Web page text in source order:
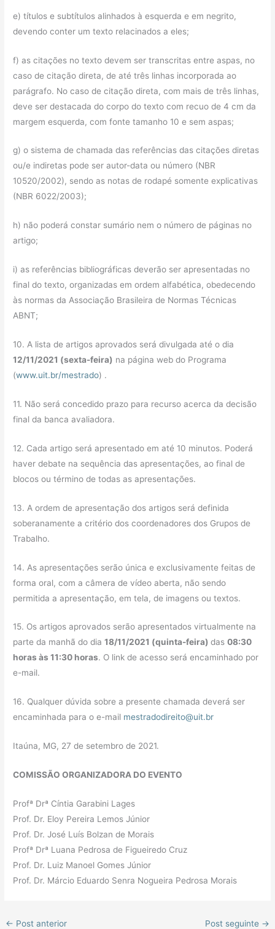
e) títulos e subtítulos alinhados à esquerda e em negrito,
devendo conter um texto relacinados a eles;
f) as citações no texto devem ser transcritas entre aspas, no
caso de citação direta, de até três linhas incorporada ao
parágrafo. No caso de citação direta, com mais de três linhas,
deve ser destacada do corpo do texto com recuo de 4 cm da
margem esquerda, com fonte tamanho 10 e sem aspas;
g) o sistema de chamada das referências das citações diretas
ou/e indiretas pode ser autor-data ou número (NBR
10520/2002), sendo as notas de rodapé somente explicativas
(NBR 6022/2003);
h) não poderá constar sumário nem o número de páginas no
artigo;
i) as referências bibliográficas deverão ser apresentadas no
final do texto, organizadas em ordem alfabética, obedecendo
às normas da Associação Brasileira de Normas Técnicas
ABNT;
10. A lista de artigos aprovados será divulgada até o dia
12/11/2021 (sexta-feira) na página web do Programa
(www.uit.br/mestrado) .
11. Não será concedido prazo para recurso acerca da decisão
final da banca avaliadora.
12. Cada artigo será apresentado em até 10 minutos. Poderá
haver debate na sequência das apresentações, ao final de
blocos ou término de todas as apresentações.
13. A ordem de apresentação dos artigos será definida
soberanamente a critério dos coordenadores dos Grupos de
Trabalho.
14. As apresentações serão única e exclusivamente feitas de
forma oral, com a câmera de vídeo aberta, não sendo
permitida a apresentação, em tela, de imagens ou textos.
15. Os artigos aprovados serão apresentados virtualmente na
parte da manhã do dia18/11/2021 (quinta-feira)das08:30
horas às 11:30 horas. O link de acesso será encaminhado por
e-mail.
16. Qualquer dúvida sobre a presente chamada deverá ser
encaminhada para o e-mail mestradodireito@uit.br
Itaúna, MG, 27 de setembro de 2021.
COMISSÃO ORGANIZADORA DO EVENTO
Profª Drª Cíntia Garabini Lages
Prof. Dr. Eloy Pereira Lemos Júnior
Prof. Dr. José Luís Bolzan de Morais
Profª Drª Luana Pedrosa de Figueiredo Cruz
Prof. Dr. Luiz Manoel Gomes Júnior
Prof. Dr. Márcio Eduardo Senra Nogueira Pedrosa Morais
← Post anterior Post seguinte →